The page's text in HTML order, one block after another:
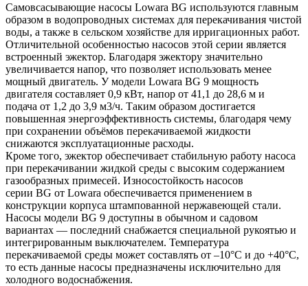
Самовсасывающие насосы Lowara BG используются главным
образом в водопроводных системах для перекачивания чистой
воды, а также в сельском хозяйстве для ирригационных работ.
Отличительной особенностью насосов этой серии является
встроенный эжектор. Благодаря эжектору значительно
увеличивается напор, что позволяет использовать менее
мощный двигатель. У модели Lowara BG 9 мощность
двигателя составляет 0,9 кВт, напор от 41,1 до 28,6 м и
подача от 1,2 до 3,9 м3/ч. Таким образом достигается
повышенная энергоэффективность системы, благодаря чему
при сохранении объёмов перекачиваемой жидкости
снижаются эксплуатационные расходы.
Кроме того, эжектор обеспечивает стабильную работу насоса
при перекачивании жидкой среды с высоким содержанием
газообразных примесей. Износостойкость насосов
серии BG от Lowara обеспечивается применением в
конструкции корпуса штампованной нержавеющей стали.
Насосы модели BG 9 доступны в обычном и садовом
вариантах — последний снабжается специальной рукоятью и
интегрированным выключателем. Температура
перекачиваемой среды может составлять от –10°C и до +40°C,
то есть данные насосы предназначены исключительно для
холодного водоснабжения.